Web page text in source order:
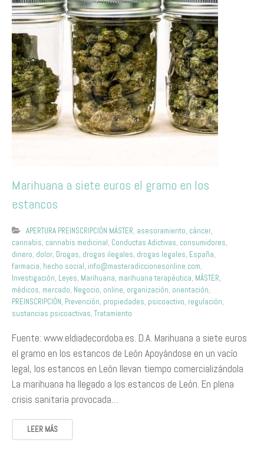
Marihuana a siete euros el gramo en los
estancos
APERTURA PREINSCRIPCIÓN MÁSTER, asesoramiento, cáncer,
cannabis, cannabis medicinal, Conductas Adictivas, consumidores,
dinero, dolor, Drogas, drogas ilegales, drogas legales, España,
farmacia, hecho social, info@masteradiccionesonline.com,
Investigación, Leyes, Marihuana, marihuana terapéutica, MÁSTER,
médicos, mercado, Negocio, online, organización, orientación,
PREINSCRIPCIÓN, Prevención, propiedades, psicoactivo, regulación,
sustancias psicoactivas, Tratamiento
Fuente: www.eldiadecordoba.es. D.A. Marihuana a siete euros
el gramo en los estancos de León Apoyándose en un vacío
legal, los estancos en León llevan tiempo comercializándola
La marihuana ha llegado a los estancos de León. En plena
crisis sanitaria provocada…
LEER MÁS